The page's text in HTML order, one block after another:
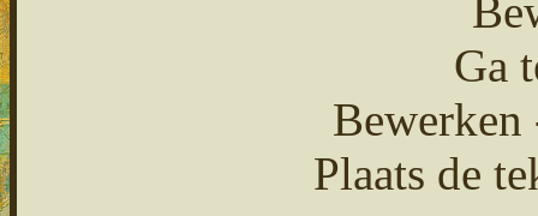
Ga
Bewerken
Plaats de